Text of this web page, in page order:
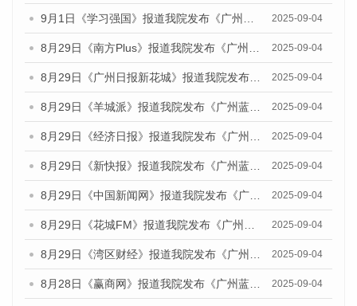
9月1日《学习强国》报道我院发布《广州蓝皮书：广州国际商贸中心发展报告（2025）》的媒体文章 2025-09-04
8月29日《南方Plus》报道我院发布《广州蓝皮书：广州国际商贸中心发展报告（2025）》的媒体文章 2025-09-04
8月29日《广州日报新花城》报道我院发布《广州蓝皮书：广州国际商贸中心发展报告（2025）》的媒体文章 2025-09-04
8月29日《羊城派》报道我院发布《广州蓝皮书：广州国际商贸中心发展报告（2025）》的媒体文章 2025-09-04
8月29日《经济日报》报道我院发布《广州蓝皮书：广州国际商贸中心发展报告（2025）》的媒体文章 2025-09-04
8月29日《新快报》报道我院发布《广州蓝皮书：广州国际商贸中心发展报告（2025）》的媒体文章 2025-09-04
8月29日《中国新闻网》报道我院发布《广州蓝皮书：广州国际商贸中心发展报告（2025）》的媒体文章 2025-09-04
8月29日《花城FM》报道我院发布《广州蓝皮书：广州国际商贸中心发展报告（2025）》的媒体文章 2025-09-04
8月29日《湾区财经》报道我院发布《广州蓝皮书：广州国际商贸中心发展报告（2025）》的媒体文章 2025-09-04
8月28日《赢商网》报道我院发布《广州蓝皮书：广州国际商贸中心发展报告（2025）》的媒体文章 2025-09-04